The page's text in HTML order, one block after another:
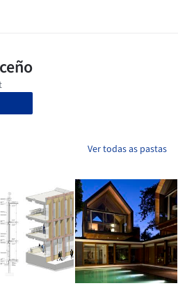
Ver todas as pastas